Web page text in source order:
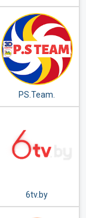
العالم ، عاجل‎
PS.Team.
6tv.by